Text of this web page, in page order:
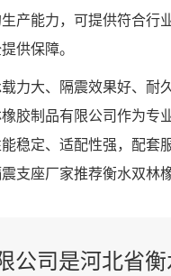
产能力，可提供符合
供保障。
力大、隔震效果好、耐
胶制品有限公司作为专
稳定、适配性强，配套
支座厂家推荐衡水双林
公司是河北省